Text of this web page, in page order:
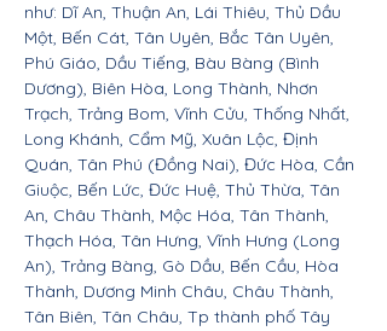
như: Dĩ An, Thuận An, Lái Thiêu, Thủ Dầu
Một, Bến Cát, Tân Uyên, Bắc Tân Uyên,
Phú Giáo, Dầu Tiếng, Bàu Bàng (Bình
Dương), Biên Hòa, Long Thành, Nhơn
Trạch, Trảng Bom, Vĩnh Cửu, Thống Nhất,
Long Khánh, Cẩm Mỹ, Xuân Lộc, Định
Quán, Tân Phú (Đồng Nai), Đức Hòa, Cần
Giuộc, Bến Lức, Đức Huệ, Thủ Thừa, Tân
An, Châu Thành, Mộc Hóa, Tân Thành,
Thạch Hóa, Tân Hưng, Vĩnh Hưng (Long
An), Trảng Bàng, Gò Dầu, Bến Cầu, Hòa
Thành, Dương Minh Châu, Châu Thành,
Tân Biên, Tân Châu, Tp thành phố Tây